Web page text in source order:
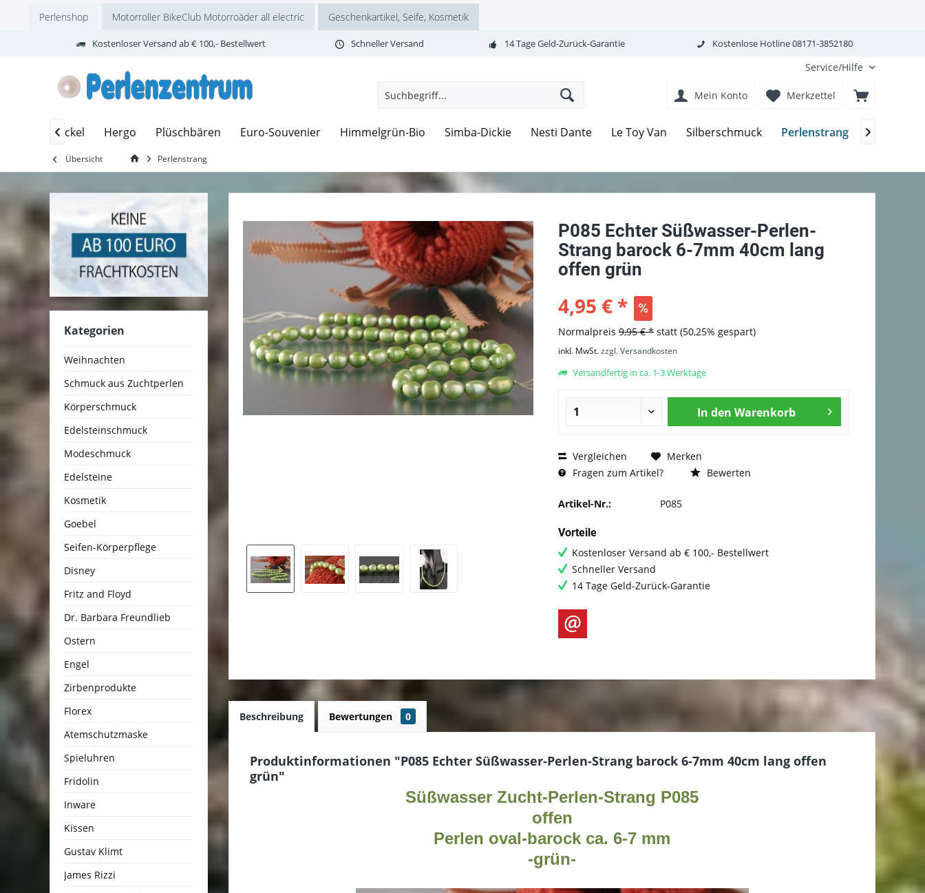
Perlenshop Motorroller BikeClub Motorroäder all electric Geschenkartikel, Seife, Kosmetik
Kostenloser Versand ab € 100,- Bestellwert Schneller Versand 14 Tage Geld-Zurück-Garantie Kostenlose Hotline 08171-3852180
Service/Hilfe
Merkzettel
Mein Konto
Wackeldackel Hergo Plüschbären Euro-Souvenier Himmelgrün-Bio Simba-Dickie Nesti Dante Le Toy Van Silberschmuck Perlenstrang Perlmutt
 
Übersicht Perlenstrang
Kategorien
Weihnachten
Schmuck aus Zuchtperlen
Körperschmuck
Edelsteinschmuck
Modeschmuck
Edelsteine
Kosmetik
Goebel
Seifen-Körperpflege
Disney
Fritz and Floyd
Dr. Barbara Freundlieb
Ostern
Engel
Zirbenprodukte
Florex
Atemschutzmaske
Spieluhren
Fridolin
Inware
Kissen
Gustav Klimt
James Rizzi
P085 Echter Süßwasser-Perlen-
Strang barock 6-7mm 40cm lang
offen grün
4,95 € *
Normalpreis 9,95 € *statt (50,25% gespart)
inkl. MwSt.zzgl. Versandkosten
Versandfertig in ca. 1-3 Werktage
In den Warenkorb
Vergleichen
Merken
Fragen zum Artikel?
Bewerten
Artikel-Nr.: P085
Vorteile
Kostenloser Versand ab € 100,- Bestellwert
Schneller Versand
14 Tage Geld-Zurück-Garantie
Beschreibung Bewertungen 0
Produktinformationen "P085 Echter Süßwasser-Perlen-Strang barock 6-7mm 40cm lang offen
grün"
Süßwasser Zucht-Perlen-Strang P085
offen
Perlen oval-barock ca. 6-7 mm
-grün-